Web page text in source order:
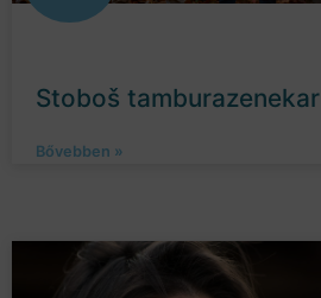
Stoboš tamburazenekar
Bővebben »